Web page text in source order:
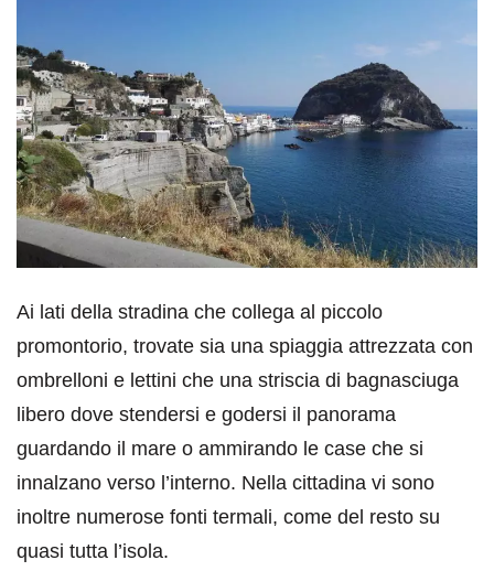
Ai lati della stradina che collega al piccolo
promontorio, trovate sia una spiaggia attrezzata con
ombrelloni e lettini che una striscia di bagnasciuga
libero dove stendersi e godersi il panorama
guardando il mare o ammirando le case che si
innalzano verso l’interno. Nella cittadina vi sono
inoltre numerose fonti termali, come del resto su
quasi tutta l’isola.